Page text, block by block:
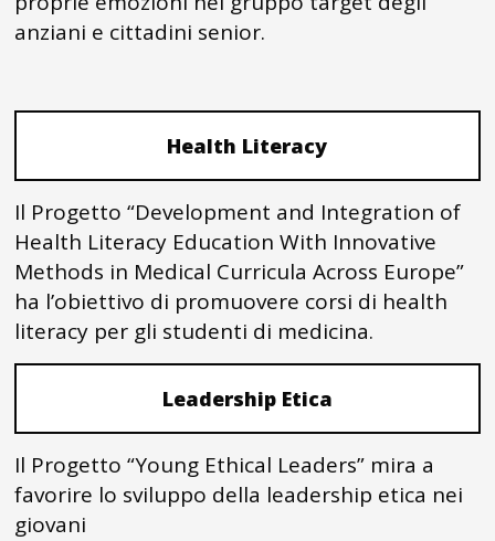
anziani e cittadini senior.
Health Literacy
Il Progetto “Development and Integration of
Health Literacy Education With Innovative
Methods in Medical Curricula Across Europe”
ha l’obiettivo di promuovere corsi di health
literacy per gli studenti di medicina.
Leadership Etica
Il Progetto “Young Ethical Leaders” mira a
favorire lo sviluppo della leadership etica nei
giovani